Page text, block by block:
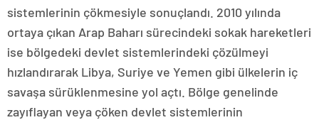
sistemlerinin çökmesiyle sonuçlandı. 2010 yılında
ortaya çıkan Arap Baharı sürecindeki sokak hareketleri
ise bölgedeki devlet sistemlerindeki çözülmeyi
hızlandırarak Libya, Suriye ve Yemen gibi ülkelerin iç
savaşa sürüklenmesine yol açtı. Bölge genelinde
zayıflayan veya çöken devlet sistemlerinin